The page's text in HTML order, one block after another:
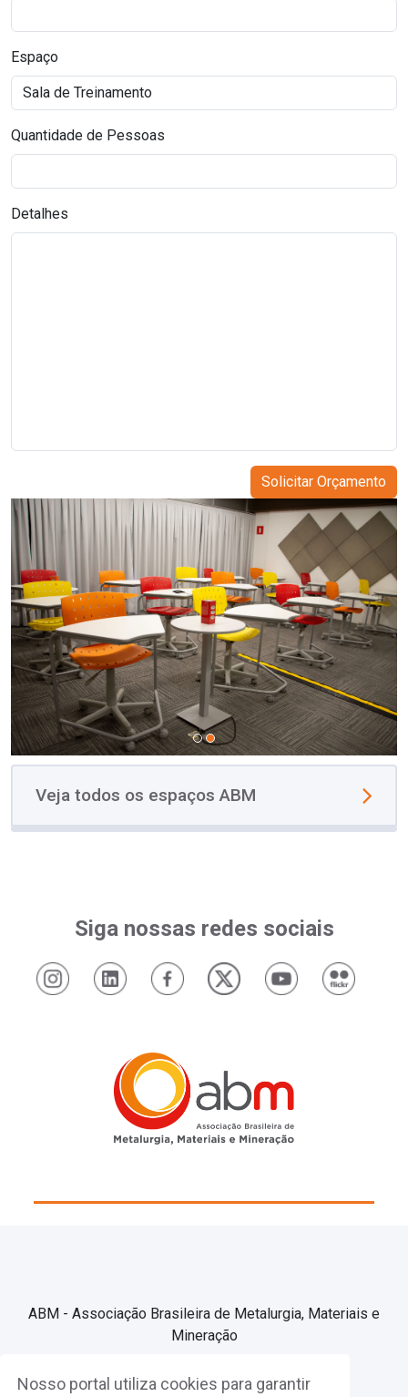
Nosso portal utiliza cookies para garantir
Espaço
Quantidade de Pessoas
Detalhes
Solicitar Orçamento
Veja todos os espaços ABM
Siga nossas redes sociais
ABM - Associação Brasileira de Metalurgia, Materiais e
Mineração